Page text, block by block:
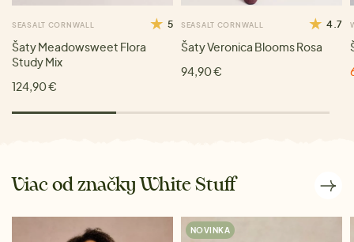
SEASALT CORNWALL 5
Šaty Meadowsweet Flora
Study Mix
124,90 €
SEASALT CORNWALL 4.7
Šaty Veronica Blooms Rosa
94,90 €
Viac od značky White Stuff
NOVINKA